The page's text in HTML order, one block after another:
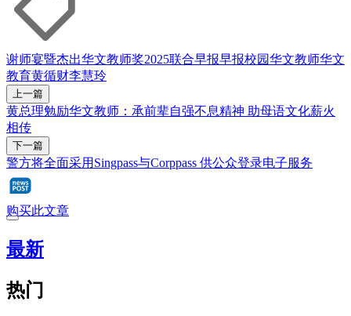
谢师宴暨杰出华文教师奖2025联合早报早报校园华文教师华文
教育黄循财李慧玲
上一篇
黄总理勉励华文教师：承前辈自强不息精神 助母语文化薪火
相传
下一篇
警方将全面采用Singpass与Corppass 供公众登录电子服务
购买此文章
最新
热门